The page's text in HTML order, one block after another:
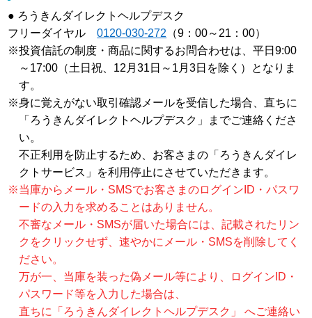
● ろうきんダイレクトヘルプデスク
フリーダイヤル0120-030-272 （9：00～21：00）
※投資信託の制度・商品に関するお問合わせは、平日9:00
～17:00（土日祝、12月31日～1月3日を除く）となりま
す。
※身に覚えがない取引確認メールを受信した場合、直ちに
「ろうきんダイレクトヘルプデスク」までご連絡くださ
い。
不正利用を防止するため、お客さまの「ろうきんダイレ
クトサービス」を利用停止にさせていただきます。
※当庫からメール・SMSでお客さまのログインID・パスワ
ードの入力を求めることはありません。
不審なメール・SMSが届いた場合には、記載されたリン
クをクリックせず、速やかにメール・SMSを削除してく
ださい。
万が一、当庫を装った偽メール等により、ログインID・
パスワード等を入力した場合は、
直ちに「ろうきんダイレクトヘルプデスク」 へご連絡い